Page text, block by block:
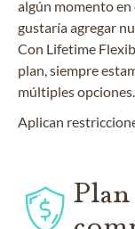
algún momento
gustaría agregar
Con Lifetime
plan, siempre
múltiples opciones.
Aplican